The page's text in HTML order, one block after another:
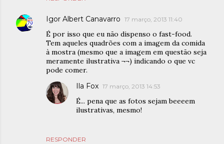
Igor Albert Canavarro 17 março, 2013 11:40
É por isso que eu não dispenso o fast-food.
Tem aqueles quadrões com a imagem da comida
à mostra (mesmo que a imagem em questão seja
meramente ilustrativa ¬¬) indicando o que vc
pode comer.
RESPONDER
Ila Fox 17 março, 2013 14:53
É... pena que as fotos sejam beeeem
ilustrativas, mesmo!